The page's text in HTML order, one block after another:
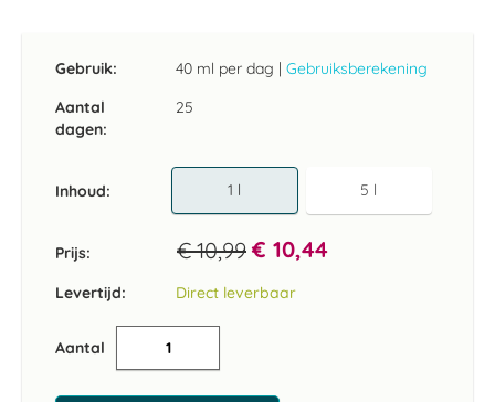
Gebruik: 40 ml per dag | Gebruiksberekening
Aantal
dagen:
25
Inhoud 1 l 5 l
Prijs: € 10,99 € 10,44
Levertijd: Direct leverbaar
Aantal
begin
afbeeldingen-